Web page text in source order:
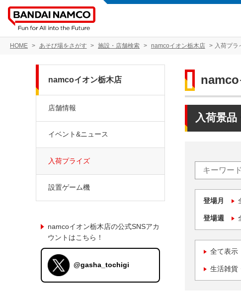
HOME あそび場をさがす 施設・店舗検索 namcoイオン栃木店 入荷プラ
入荷景
登場月
登場週
全て表示
生活雑貨
namcoイオン栃木店
店舗情報
イベント&ニュース
入荷プライズ
設置ゲーム機
namcoイオン栃木店の公式SNSアカ
ウントはこちら！
@gasha_tochigi